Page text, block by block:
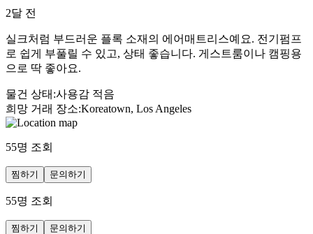
2달 전
실크처럼 부드러운 플록 소재의 에어매트리스예요. 전기펌프
로 쉽게 부풀릴 수 있고, 상태 좋습니다. 게스트룸이나 캠핑용
으로 딱 좋아요.
물건 상태 :사용감 적음
희망 거래 장소:Koreatown, Los Angeles
55명 조회
찜하기 문의하기
55명 조회
찜하기 문의하기